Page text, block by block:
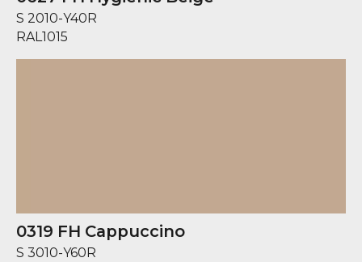
S 2010-Y40R
RAL1015
0319 FH Cappuccino
S 3010-Y60R